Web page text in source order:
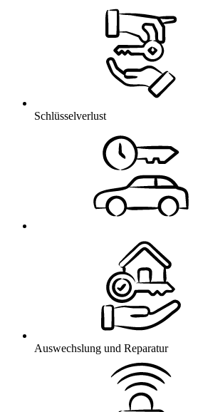
Schlüsselverlust
Auswechslung und Reparatur